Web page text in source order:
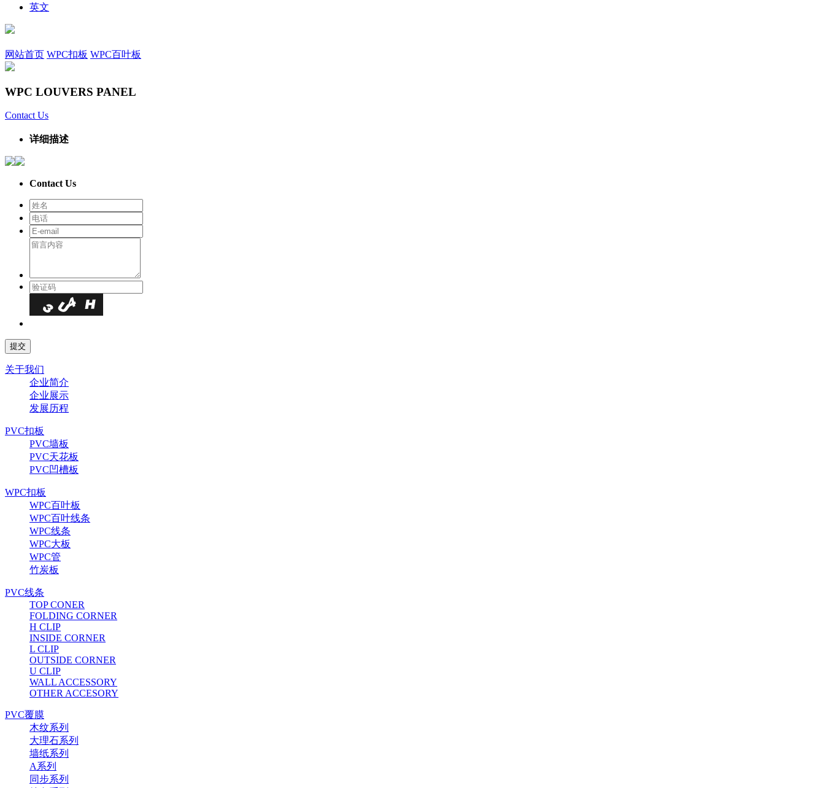
英文
网站首页 WPC扣板 WPC百叶板
WPC LOUVERS PANEL
Contact Us
详细描述
Contact Us
关于我们
企业简介
企业展示
发展历程
PVC扣板
PVC墙板
PVC天花板
PVC凹槽板
WPC扣板
WPC百叶板
WPC百叶线条
WPC线条
WPC大板
WPC管
竹炭板
PVC线条
TOP CONER
FOLDING CORNER
H CLIP
INSIDE CORNER
L CLIP
OUTSIDE CORNER
U CLIP
WALL ACCESSORY
OTHER ACCESORY
PVC覆膜
木纹系列
大理石系列
墙纸系列
A系列
同步系列